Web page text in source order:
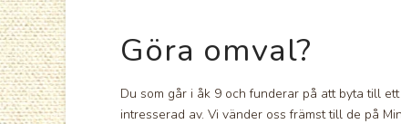
Göra omval?
Du som går i åk 9 och funderar på att byta till
intresserad av. Vi vänder oss främst till de på